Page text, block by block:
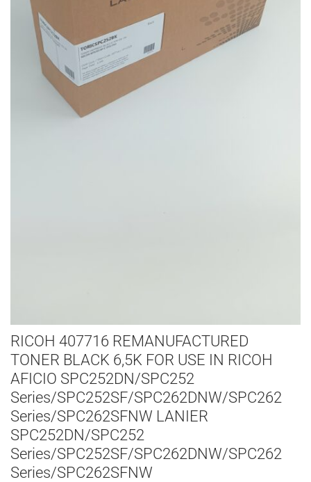
RICOH 407716 REMANUFACTURED
TONER BLACK 6,5K FOR USE IN RICOH
AFICIO SPC252DN/SPC252
Series/SPC252SF/SPC262DNW/SPC262
Series/SPC262SFNW LANIER
SPC252DN/SPC252
Series/SPC252SF/SPC262DNW/SPC262
Series/SPC262SFNW